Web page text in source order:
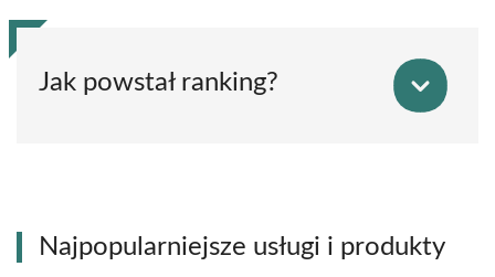
Jak powstał ranking?
Najpopularniejsze usługi i produkty